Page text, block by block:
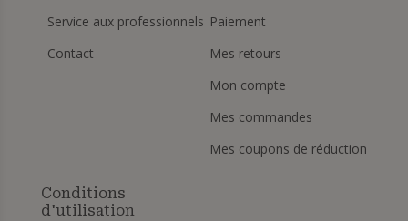
Service aux professionnels
Contact
Paiement
Mes retours
Mon compte
Mes commandes
Mes coupons de réduction
Conditions
d'utilisation